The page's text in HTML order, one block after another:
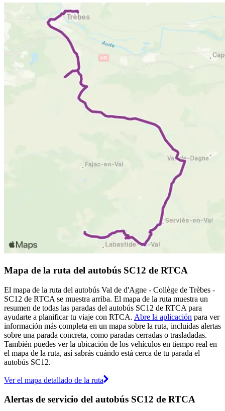
Mapa de la ruta del autobús SC12 de RTCA
El mapa de la ruta del autobús Val de d'Agne - Collège de Trèbes -
SC12 de RTCA se muestra arriba. El mapa de la ruta muestra un
resumen de todas las paradas del autobús SC12 de RTCA para
ayudarte a planificar tu viaje con RTCA. Abre la aplicación para ver
información más completa en un mapa sobre la ruta, incluidas alertas
sobre una parada concreta, como paradas cerradas o trasladadas.
También puedes ver la ubicación de los vehículos en tiempo real en
el mapa de la ruta, así sabrás cuándo está cerca de tu parada el
autobús SC12.
Ver el mapa detallado de la ruta
Alertas de servicio del autobús SC12 de RTCA